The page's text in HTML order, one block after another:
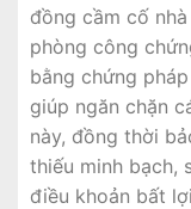
đồng cầm cố
phòng công
bằng chứng
giúp ngăn chặn
này, đồng thời
thiếu minh bạch,
điều khoản bất